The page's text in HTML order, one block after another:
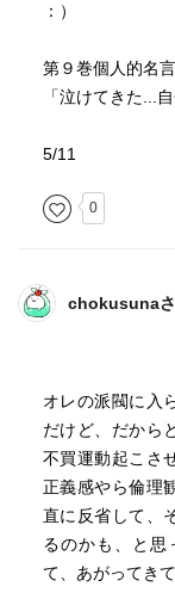
：）
第９巻個人的名言
「泣けてきた...
5/11
0
chokusuna
オレの派閥に入
だけど、だから
不買運動起こさ
正義感やら倫理
直に反省して、
るのかも、と思
て、あがってき